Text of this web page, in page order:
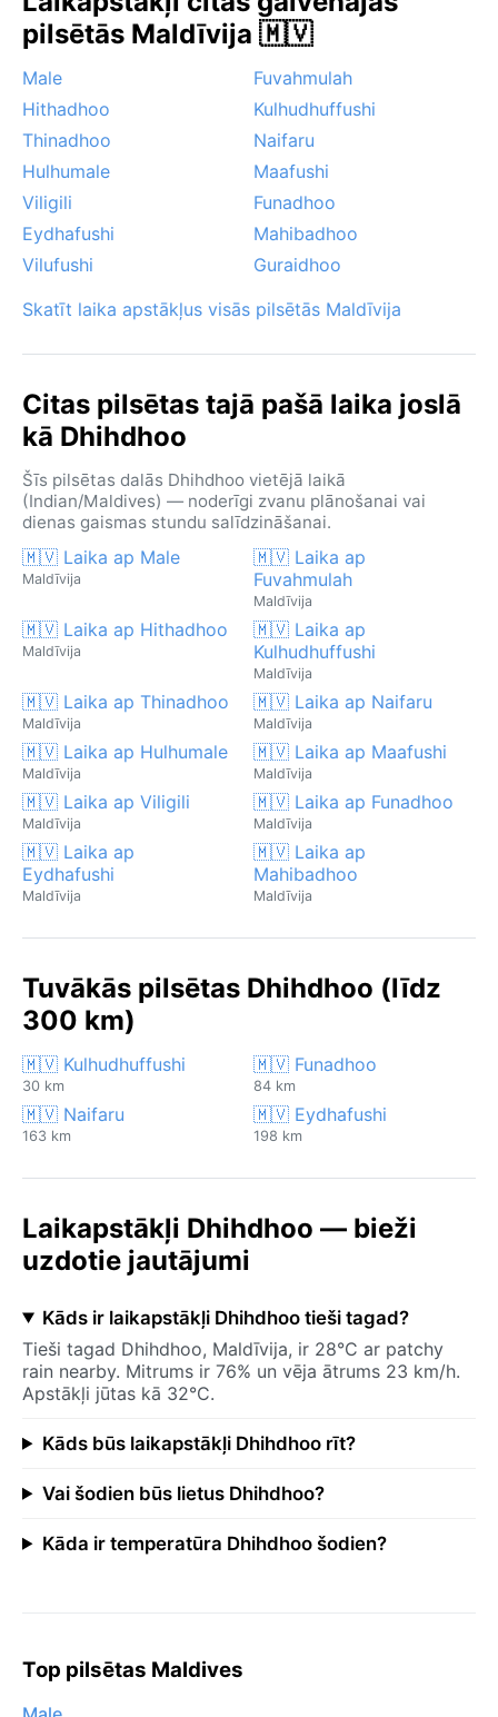
pilsētās Maldīvija 🇲🇻
Male
Fuvahmulah
Hithadhoo
Kulhudhuffushi
Thinadhoo
Naifaru
Hulhumale
Maafushi
Viligili
Funadhoo
Eydhafushi
Mahibadhoo
Vilufushi
Guraidhoo
Skatīt laika apstākļus visās pilsētās Maldīvija
Citas pilsētas tajā pašā laika joslā
kā Dhihdhoo
Šīs pilsētas dalās Dhihdhoo vietējā laikā
(Indian/Maldives) — noderīgi zvanu plānošanai vai
dienas gaismas stundu salīdzināšanai.
🇲🇻 Laika ap Male
Maldīvija
🇲🇻 Laika ap
Fuvahmulah
Maldīvija
🇲🇻 Laika ap Hithadhoo
Maldīvija
🇲🇻 Laika ap
Kulhudhuffushi
Maldīvija
🇲🇻 Laika ap Thinadhoo
Maldīvija
🇲🇻 Laika ap Naifaru
Maldīvija
🇲🇻 Laika ap Hulhumale
Maldīvija
🇲🇻 Laika ap Maafushi
Maldīvija
🇲🇻 Laika ap Viligili
Maldīvija
🇲🇻 Laika ap Funadhoo
Maldīvija
🇲🇻 Laika ap
Eydhafushi
Maldīvija
🇲🇻 Laika ap
Mahibadhoo
Maldīvija
Tuvākās pilsētas Dhihdhoo (līdz
300 km)
🇲🇻 Kulhudhuffushi
30 km
🇲🇻 Funadhoo
84 km
🇲🇻 Naifaru
163 km
🇲🇻 Eydhafushi
198 km
Laikapstākļi Dhihdhoo — bieži
uzdotie jautājumi
Kāds ir laikapstākļi Dhihdhoo tieši tagad?
Tieši tagad Dhihdhoo, Maldīvija, ir 28°C ar patchy
rain nearby. Mitrums ir 76% un vēja ātrums 23 km/h.
Apstākļi jūtas kā 32°C.
Kāds būs laikapstākļi Dhihdhoo rīt?
Vai šodien būs lietus Dhihdhoo?
Kāda ir temperatūra Dhihdhoo šodien?
Top pilsētas Maldives